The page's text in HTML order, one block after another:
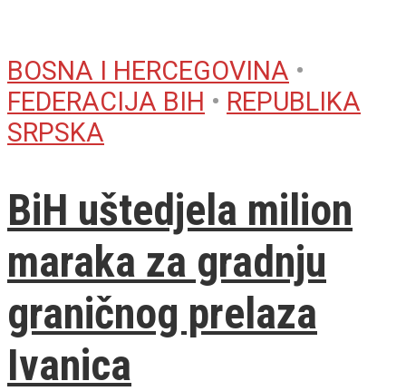
BOSNA I HERCEGOVINA •
FEDERACIJA BIH • REPUBLIKA
SRPSKA
BiH uštedjela milion
maraka za gradnju
graničnog prelaza
Ivanica